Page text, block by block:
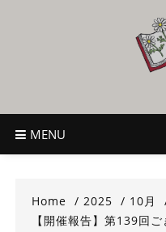
~児童書好き主催者によるオー
MENU
Home 2025 10月
【開催報告】第139回